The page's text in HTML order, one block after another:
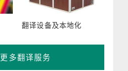
翻译设备及本地化
更多翻译服务